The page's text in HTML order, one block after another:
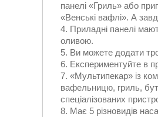
панелі «Гриль» або
«Венські вафлі». А
Приладні панелі
оливою.
Ви можете додати
Експериментуйте в
«Мультипекар» із
вафельницю, гриль,
спеціалізованих
Має 5 різновидів